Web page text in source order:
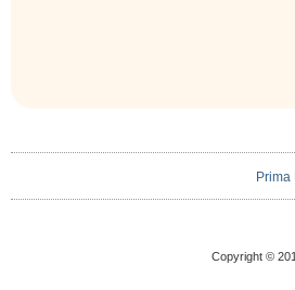
Prima
Copyright ©